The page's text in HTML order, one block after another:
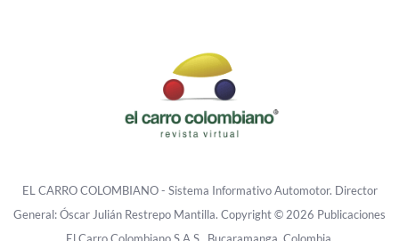
EL CARRO COLOMBIANO - Sistema Informativo Automotor. Director
General: Óscar Julián Restrepo Mantilla. Copyright © 2026 Publicaciones
El Carro Colombiano S.A.S., Bucaramanga, Colombia.